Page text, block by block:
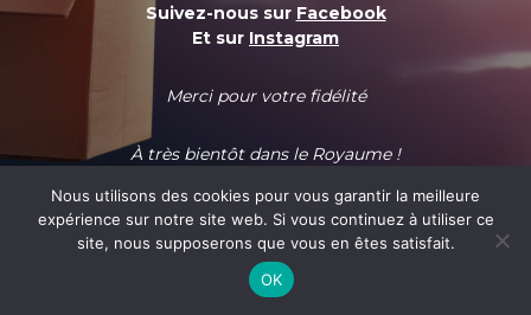
Suivez-nous sur Facebook
Et sur Instagram
Merci pour votre fidélité
À très bientôt dans le Royaume !
Nous utilisons des cookies pour vous garantir la meilleure
expérience sur notre site web. Si vous continuez à utiliser ce
site, nous supposerons que vous en êtes satisfait.
OK